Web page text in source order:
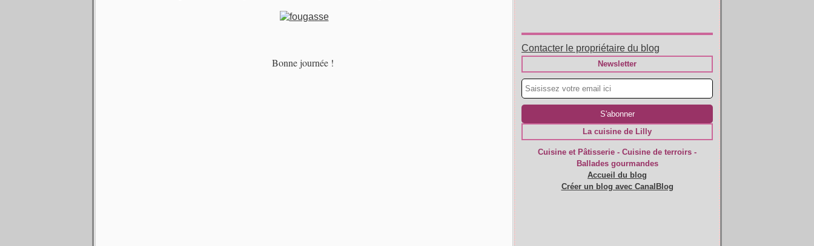
Bonne journée !
Contacter le propriétaire du blog
Newsletter
La cuisine de Lilly
Cuisine et Pâtisserie - Cuisine de terroirs -
Ballades gourmandes
Accueil du blog
Créer un blog avec CanalBlog